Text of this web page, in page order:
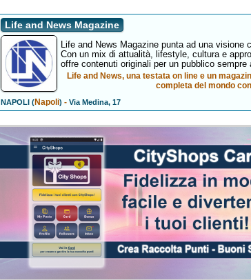
Life and News Magazine
Life and News Magazine punta ad una visione
Con un mix di attualità, lifestyle, cultura e
offre contenuti originali per un pubblico
Life and News, una testata on line e un
completa del mondo
NAPOLI (Napoli) -Via Medina, 17